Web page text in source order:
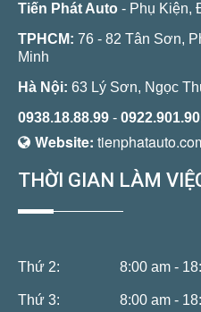
Tiến Phát Auto - Phụ Kiện,
TPHCM: 76 - 82 Tân Sơn,
Minh
Hà Nội: 63 Lý Sơn, Ngọc
0938.18.88.99 -
Website:
THỜI GIAN LÀM
Thứ 2: 8:00 am -
Thứ 3: 8:00 am -